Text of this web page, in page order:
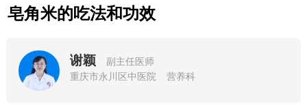
皂角米的吃法和功效
谢颖
副主任医师
重庆市永川区中医院
营养科